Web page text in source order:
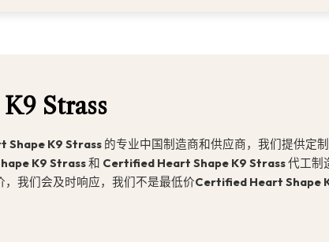
Strass
Shape K9 Strass 的专业中国制造商和供应商，我们提供定
K9 Strass和 Certified Heart Shape K9 Strass代工制
，我们会及时响应，我们不是最低价Certified Heart Shape